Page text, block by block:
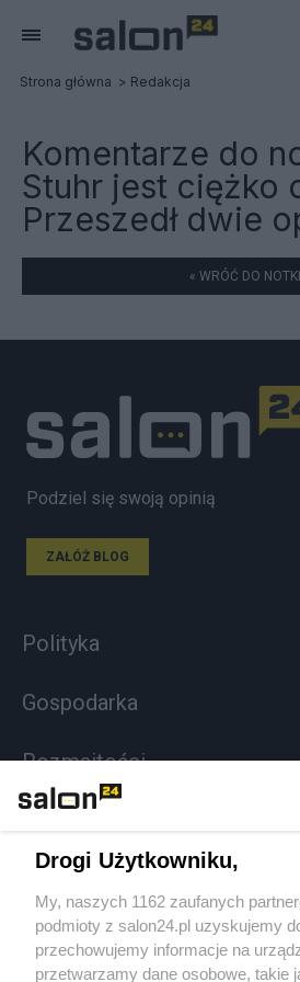
Strona główna Redakcja
Komentarze do
Stuhr jest ciężko
Przeszedł dwie
« WRÓĆ DO NOTKI
Podziel się swoją opinią
ZAŁÓŻ BLOG
Polityka
Gospodarka
Rozmaitości
Sport
Społeczeństwo
Drogi Użytkowniku,
My, naszych 1162 zaufanych
podmioty z salon24.pl uzyskujemy
przechowujemy informacje na
przetwarzamy dane osobowe, takie